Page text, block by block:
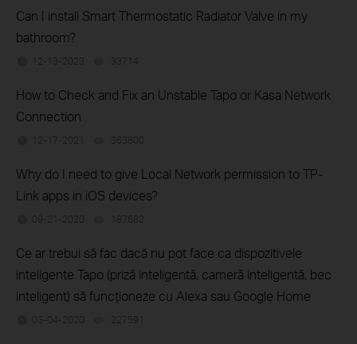
Can I install Smart Thermostatic Radiator Valve in my
bathroom?
12-13-2023 33714
How to Check and Fix an Unstable Tapo or Kasa Network
Connection
12-17-2021 363600
Why do I need to give Local Network permission to TP-
Link apps in iOS devices?
09-21-2020 187682
Ce ar trebui să fac dacă nu pot face ca dispozitivele
inteligente Tapo (priză inteligentă, cameră inteligentă, bec
inteligent) să funcționeze cu Alexa sau Google Home
03-04-2020 227591